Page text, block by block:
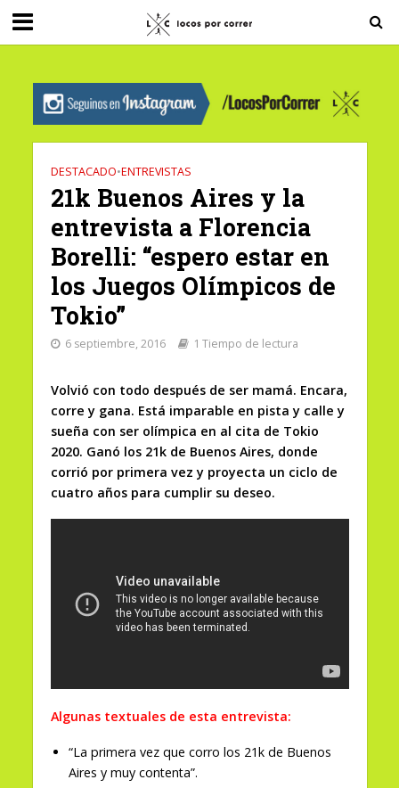
G-0X2PD3RFLV
DESTACADO•ENTREVISTAS
21k Buenos Aires y la
entrevista a Florencia
Borelli: “espero estar en
los Juegos Olímpicos de
Tokio”
6 septiembre, 2016 1 Tiempo de lectura
Volvió con todo después de ser mamá. Encara,
corre y gana. Está imparable en pista y calle y
sueña con ser olímpica en al cita de Tokio
2020. Ganó los 21k de Buenos Aires, donde
corrió por primera vez y proyecta un ciclo de
cuatro años para cumplir su deseo.
Algunas textuales de esta entrevista:
“La primera vez que corro los 21k de Buenos
Aires y muy contenta”.